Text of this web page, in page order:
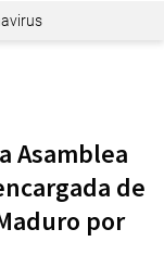
Asamblea
de
por